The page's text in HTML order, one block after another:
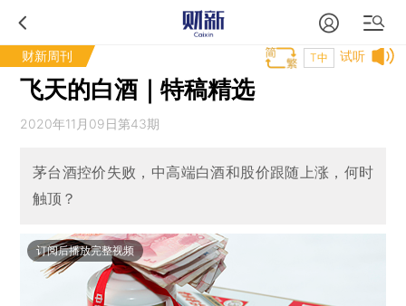
财新周刊 试听
T中
飞天的白酒｜特稿精选
2020年11月09日第43期
茅台酒控价失败，中高端白酒和股价跟随上涨，何时
触顶？
订阅后播放完整视频